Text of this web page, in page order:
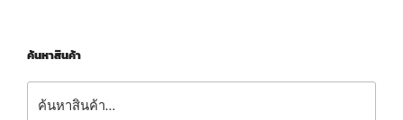
ค้นหาสินค้า